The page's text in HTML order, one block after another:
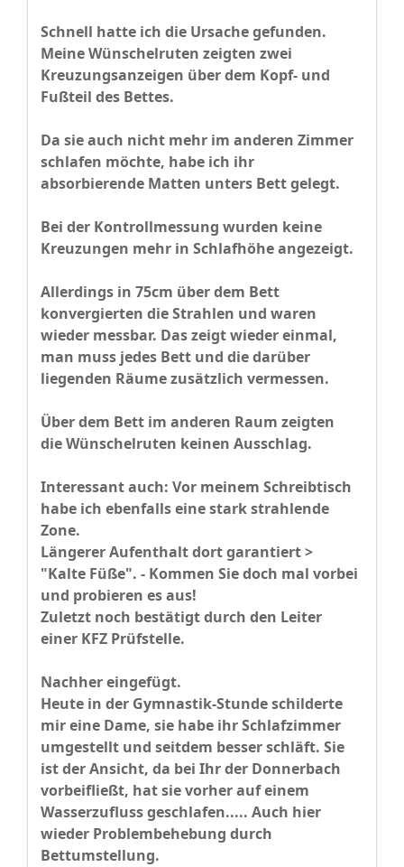
Schnell hatte ich die Ursache gefunden.
Meine Wünschelruten zeigten zwei
Kreuzungsanzeigen über dem Kopf- und
Fußteil des Bettes.
Da sie auch nicht mehr im anderen Zimmer
schlafen möchte, habe ich ihr
absorbierende Matten unters Bett gelegt.
Bei der Kontrollmessung wurden keine
Kreuzungen mehr in Schlafhöhe angezeigt.
Allerdings in 75cm über dem Bett
konvergierten die Strahlen und waren
wieder messbar. Das zeigt wieder einmal,
man muss jedes Bett und die darüber
liegenden Räume zusätzlich vermessen.
Über dem Bett im anderen Raum zeigten
die Wünschelruten keinen Ausschlag.
Interessant auch: Vor meinem Schreibtisch
habe ich ebenfalls eine stark strahlende
Zone.
Längerer Aufenthalt dort garantiert >
"Kalte Füße". - Kommen Sie doch mal vorbei
und probieren es aus!
Zuletzt noch bestätigt durch den Leiter
einer KFZ Prüfstelle.
Nachher eingefügt.
Heute in der Gymnastik-Stunde schilderte
mir eine Dame, sie habe ihr Schlafzimmer
umgestellt und seitdem besser schläft. Sie
ist der Ansicht, da bei Ihr der Donnerbach
vorbeifließt, hat sie vorher auf einem
Wasserzufluss geschlafen..... Auch hier
wieder Problembehebung durch
Bettumstellung.